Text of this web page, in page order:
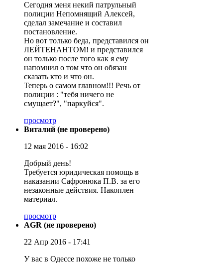
Сегодня меня некий патрульный
полиции Непомнящий Алексей,
сделал замечание и составил
постановление.
Но вот только беда, представился он
ЛЕЙТЕНАНТОМ! и представился
он только после того как я ему
напомнил о том что он обязан
сказать кто и что он.
Теперь о самом главном!!! Речь от
полиции : "тебя ничего не
смущает?", "паркуйся".
просмотр
Виталий (не проверено)
12 мая 2016 - 16:02
Добрый день!
Требуется юридическая помощь в
наказании Сафронюка П.В. за его
незаконные действия. Накоплен
материал.
просмотр
AGR (не проверено)
22 Апр 2016 - 17:41
У вас в Одессе похоже не только